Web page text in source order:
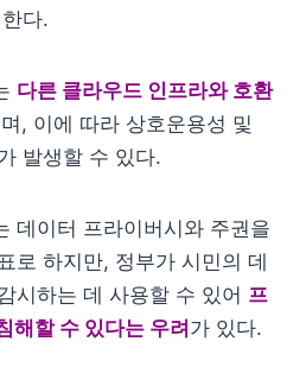
다.
다른 클라우드 인프라와 호환
, 이에 따라 상호운용성 및
발생할 수 있다.
데이터 프라이버시와 주권을
로 하지만, 정부가 시민의 데
시하는 데 사용할 수 있어 프
해할 수 있다는 우려 가 있다.